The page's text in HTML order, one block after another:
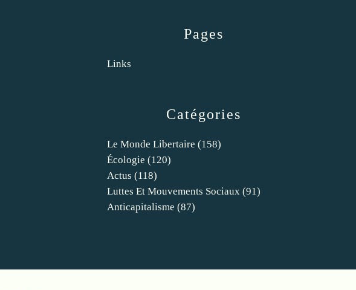
Catégories
Le Monde Libertaire (158)
Écologie (120)
Actus (118)
Luttes Et Mouvements Sociaux (91)
Anticapitalisme (87)
Pages
Links